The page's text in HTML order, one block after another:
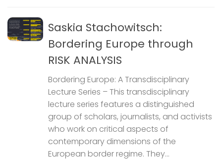
Saskia Stachowitsch:
Bordering Europe through
RISK ANALYSIS
Bordering Europe: A Transdisciplinary
Lecture Series – This transdisciplinary
lecture series features a distinguished
group of scholars, journalists, and activists
who work on critical aspects of
contemporary dimensions of the
European border regime. They...